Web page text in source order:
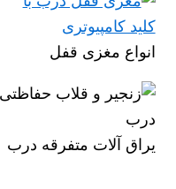
انواع مغزی قفل
یراق آلات متفرقه درب